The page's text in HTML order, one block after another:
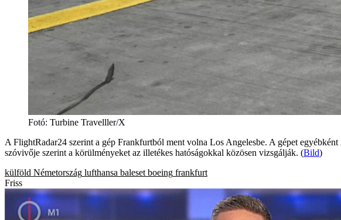
Fotó: Turbine Travelller/X
A FlightRadar24 szerint a gép Frankfurtból ment volna Los Angelesbe. A gépet
szóvivője szerint a körülményeket az illetékes hatóságokkal közösen vizsgálják. (Bild)
külföld Németország lufthansa baleset boeing frankfurt
Friss